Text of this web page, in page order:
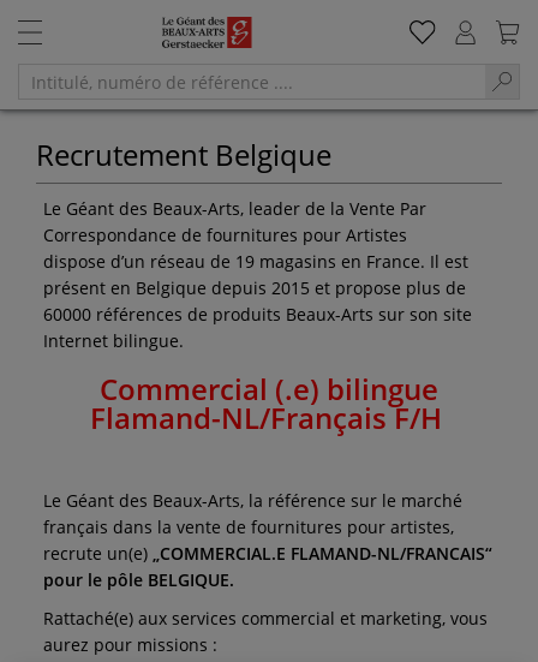
Recrutement Belgique
Le Géant des Beaux-Arts, leader de la Vente Par
Correspondance de fournitures pour Artistes
dispose d’un réseau de 19 magasins en France. Il est
présent en Belgique depuis 2015 et propose plus de
60000 références de produits Beaux-Arts sur son site
Internet bilingue.
Commercial (.e) bilingue
Flamand-NL/Français F/H
Le Géant des Beaux-Arts, la référence sur le marché
français dans la vente de fournitures pour artistes,
recrute un(e) „COMMERCIAL.E FLAMAND-NL/FRANCAIS“
pour le pôle BELGIQUE.
Rattaché(e) aux services commercial et marketing, vous
aurez pour missions :